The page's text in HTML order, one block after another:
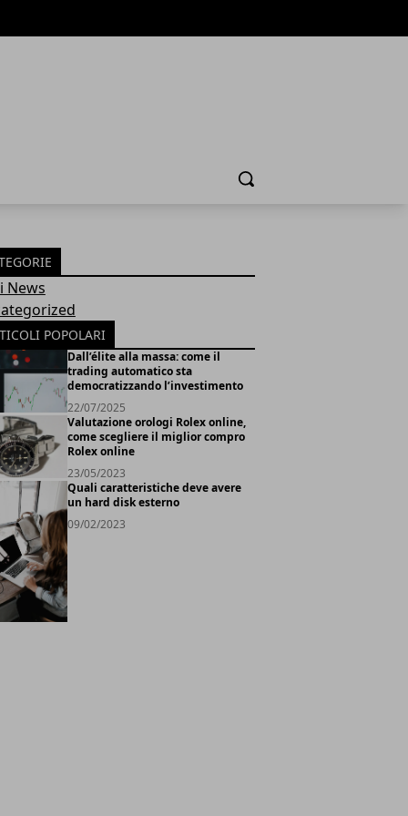
Cerca
News
POPOLARI
Dall’élite alla massa: come il
trading automatico sta
democratizzando l’investimento
22/07/2025
Valutazione orologi Rolex online,
come scegliere il miglior compro
Rolex online
23/05/2023
Quali caratteristiche deve avere
un hard disk esterno
09/02/2023